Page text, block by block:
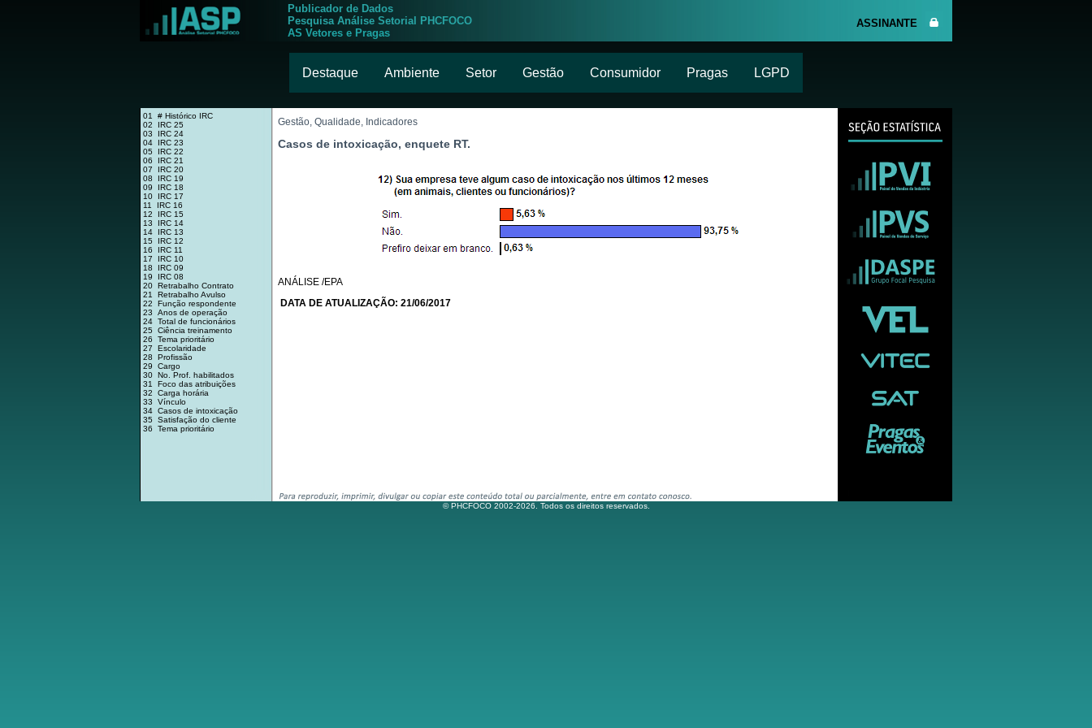
Publicador de Dados
Pesquisa Análise Setorial PHCFOCO
AS Vetores e Pragas
ASSINANTE
Destaque Ambiente Setor Gestão Consumidor Pragas LGPD
01 # Histórico IRC
02 IRC 25
03 IRC 24
04 IRC 23
05 IRC 22
06 IRC 21
07 IRC 20
08 IRC 19
09 IRC 18
10 IRC 17
11 IRC 16
12 IRC 15
13 IRC 14
14 IRC 13
15 IRC 12
16 IRC 11
17 IRC 10
18 IRC 09
19 IRC 08
20 Retrabalho Contrato
21 Retrabalho Avulso
22 Função respondente
23 Anos de operação
24 Total de funcionários
25 Ciência treinamento
26 Tema prioritário
27 Escolaridade
28 Profissão
29 Cargo
30 No. Prof. habilitados
31 Foco das atribuições
32 Carga horária
33 Vínculo
34 Casos de intoxicação
35 Satisfação do cliente
36 Tema prioritário
Gestão, Qualidade, Indicadores
Casos de intoxicação, enquete RT.
ANÁLISE /EPA
DATA DE ATUALIZAÇÃO: 21/06/2017
© PHCFOCO 2002-2026. Todos os direitos reservados.